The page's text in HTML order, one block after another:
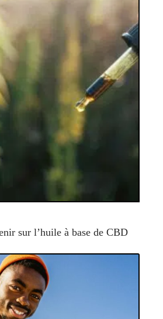
sur l’huile à base de CBD